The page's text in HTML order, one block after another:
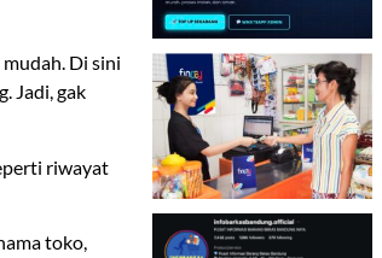
Di sini
Jadi, gak
riwayat
toko,